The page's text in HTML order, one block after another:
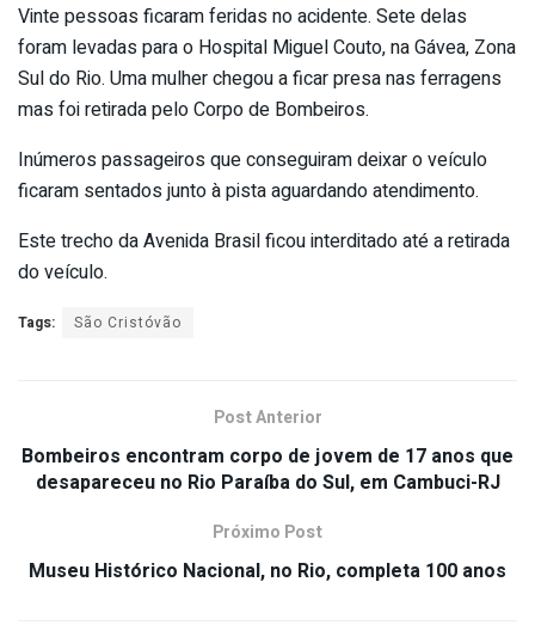
Vinte pessoas ficaram feridas no acidente. Sete delas
foram levadas para o Hospital Miguel Couto, na Gávea, Zona
Sul do Rio. Uma mulher chegou a ficar presa nas ferragens
mas foi retirada pelo Corpo de Bombeiros.
Inúmeros passageiros que conseguiram deixar o veículo
ficaram sentados junto à pista aguardando atendimento.
Este trecho da Avenida Brasil ficou interditado até a retirada
do veículo.
Tags: São Cristóvão
Post Anterior
Bombeiros encontram corpo de jovem de 17 anos que
desapareceu no Rio Paraíba do Sul, em Cambuci-RJ
Próximo Post
Museu Histórico Nacional, no Rio, completa 100 anos